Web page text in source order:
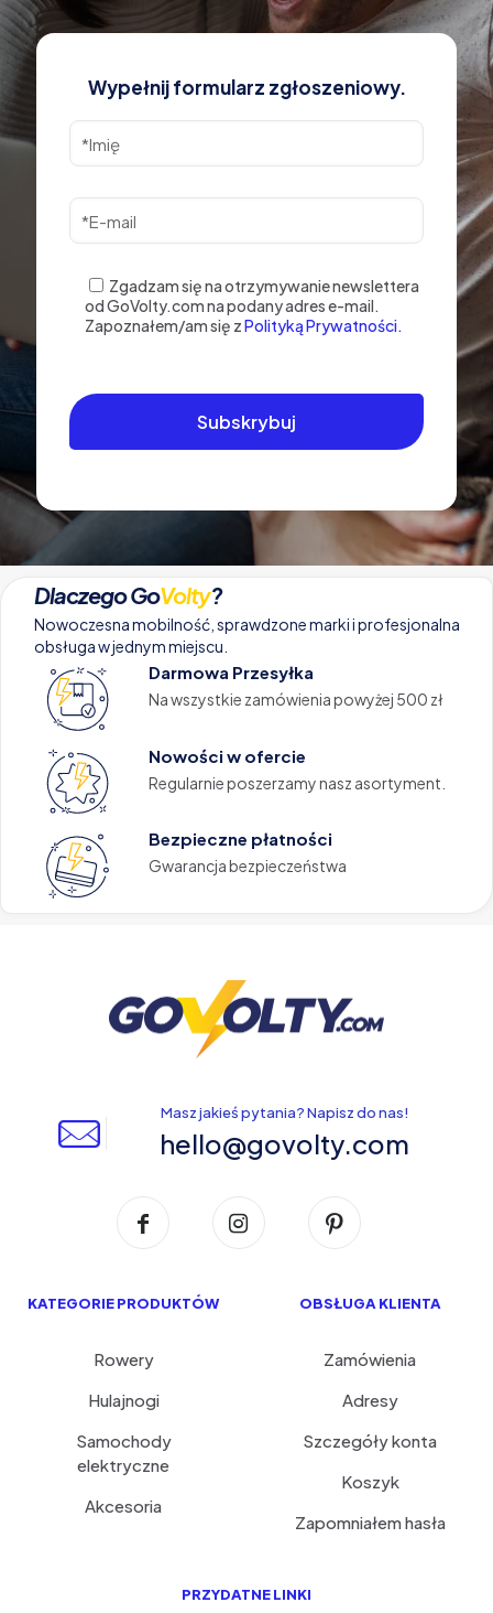
Wypełnij formularz zgłoszeniowy.
Zgadzam się na otrzymywanie newslettera
od GoVolty.com na podany adres e-mail.
Zapoznałem/am się zPolityką Prywatności.
Dlaczego GoVolty?
Nowoczesna mobilność, sprawdzone marki i profesjonalna
obsługa w jednym miejscu.
Darmowa Przesyłka
Na wszystkie zamówienia powyżej 500 zł
Nowości w ofercie
Regularnie poszerzamy nasz asortyment.
Bezpieczne płatności
Gwarancja bezpieczeństwa
Masz jakieś pytania? Napisz do nas!
hello@govolty.com
KATEGORIE PRODUKTÓW
Rowery
Hulajnogi
Samochody
elektryczne
Akcesoria
OBSŁUGA KLIENTA
Zamówienia
Adresy
Szczegóły konta
Koszyk
Zapomniałem hasła
PRZYDATNE LINKI